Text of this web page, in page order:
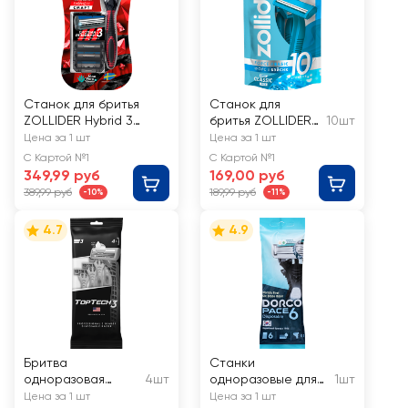
Станок для бритья
ZOLLIDER Hybrid 3
Smart, 3 лезвия+4
сменных картриджа
Цена за 1 шт
С Картой №1
349,99 руб
389,99 руб -10%
Станок для
бритья ZOLLIDER
Force 2 Basic, 2
лезвия,
одноразовый
10шт
Цена за 1 шт
С Картой №1
169,00 руб
189,99 руб -11%
4.7
Бритва
одноразовая
TOPTECH 3
4шт
Цена за 1 шт
4.9
Станки
одноразовые для
бритья мужские
1шт
Цена за 1 шт